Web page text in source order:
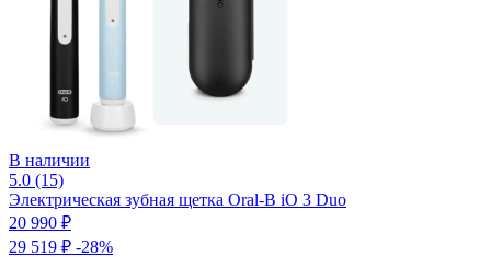
В наличии
5.0 (15)
Электрическая зубная щетка Oral-B iO 3 Duo
20 990 ₽
29 519 ₽ -28%